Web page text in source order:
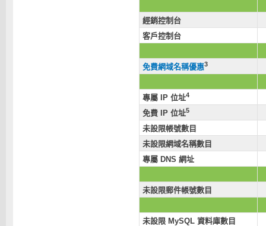
經銷控制台
客戶控制台
免費網域名稱優惠3
專屬 IP 位址4
免費 IP 位址5
未設限帳號數目
未設限網域名稱數目
專屬 DNS 網址
未設限郵件帳號數目
未設限 MySQL 資料庫數目